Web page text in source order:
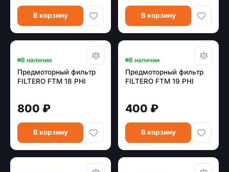
В корзину В корзину
В наличии
Предмоторный фильтр
FILTERO FTM 18 PHI
800 ₽
В корзину
В наличии
Предмоторный фильтр
FILTERO FTM 19 PHI
400 ₽
В корзину